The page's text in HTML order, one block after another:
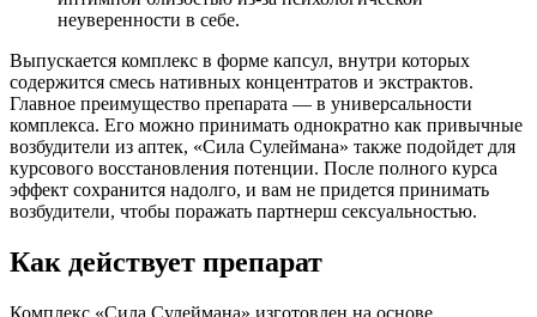
неуверенности в себе.
Выпускается комплекс в форме капсул, внутри которых
содержится смесь нативных концентратов и экстрактов.
Главное преимущество препарата — в универсальности
комплекса. Его можно принимать однократно как привычные
возбудители из аптек, «Сила Сулеймана» также подойдет для
курсового восстановления потенции. После полного курса
эффект сохранится надолго, и вам не придется принимать
возбудители, чтобы поражать партнерш сексуальностью.
Как действует препарат
Комплекс «Сила Сулеймана» изготовлен на основе